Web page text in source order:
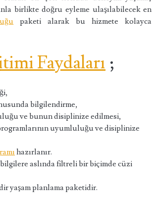
birlikte doğru eyleme ulaşılabilecek en
paketi alarak bu hizmete kolayca
Faydaları ;
bilgilendirme,
ve bunun disiplinize edilmesi,
uyumluluğu ve disiplinize
hazırlanır.
aslında filtreli bir biçimde cüzi
yaşam planlama paketidir.